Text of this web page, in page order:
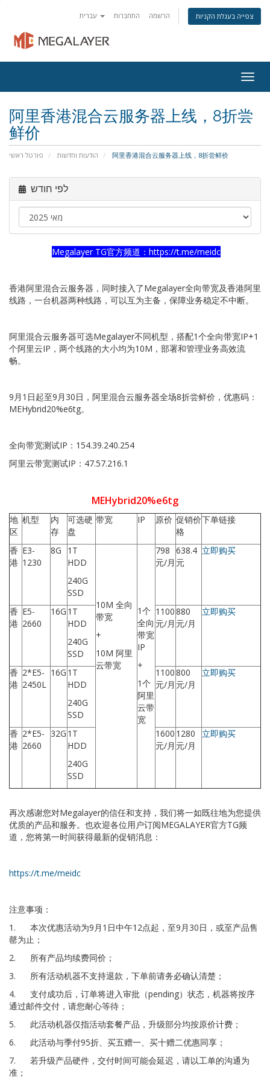
התחברות הרשמה צפייה בעגלת הקניות
阿里香港混合云服务器上线，8折尝
鲜价
פורטל ראשי הודעות וחדשות 阿里香港混合云服务器上线，8折尝鲜价
לפי חודש
Megalayer TG官方频道： https://t.me/meidc
香港阿里混合云服务器，同时接入了Megalayer全向带宽及香港阿里
线路，一台机器两种线路，可以互为主备，保障业务稳定不中断。
阿里混合云服务器可选Megalayer不同机型，搭配1个全向带宽IP+1
个阿里云IP ，两个线路的大小均为10M ，部署和管理业务高效流
畅。
9月 1 日起至9月 30日，阿里混合云服务器全场8折尝鲜价，优惠码：
MEHybrid20%e6tg。
全向带宽测试IP ： 154.39.240.254
阿里云带宽测试IP ： 47.57.216.1
MEHybrid20%e6tg
地
区
机型
内
存
可选硬
盘
带宽 IP 原价 促销价
格
下单链接
香
港
E3-
1230
8G
1T
HDD
240G
SSD
10M 全向
带宽
+
10M 阿里
云带宽
1个
全向
带宽
IP
+
1个
阿里
云带
宽
798
元/月
638.4
元
立即购买
香
港
E5-
2660
16G 1T
HDD
240G
SSD
1100
元/月
880
元/月
立即购买
香
港
2*E5-
2450L
16G 1T
HDD
240G
SSD
1100
元/月
800
元/月
立即购买
香
港
2*E5-
2660
32G 1T
HDD
240G
SSD
1600
元/月
1280
元/月
立即购买
再次感谢您对Megalayer的信任和支持，我们将一如既往地为您提供
优质的产品和服务。也欢迎各位用户订阅MEGALAYER官方TG频
道，您将第一时间获得最新的促销消息：
https://t.me/meidc
注意事项：
1. 本次优惠活动为9月 1 日中午12点起，至9月 30日，或至产品售
罄为止；
2. 所有产品均续费同价；
3. 所有活动机器不支持退款，下单前请务必确认清楚；
4. 支付成功后，订单将进入审批（pending）状态，机器将按序
通过邮件交付，请您耐心等待；
5. 此活动机器仅指活动套餐产品，升级部分均按原价计费；
6. 此活动与季付95折、买五赠一、买十赠二优惠同享；
7. 若升级产品硬件，交付时间可能会延迟，请以工单的沟通为
准；